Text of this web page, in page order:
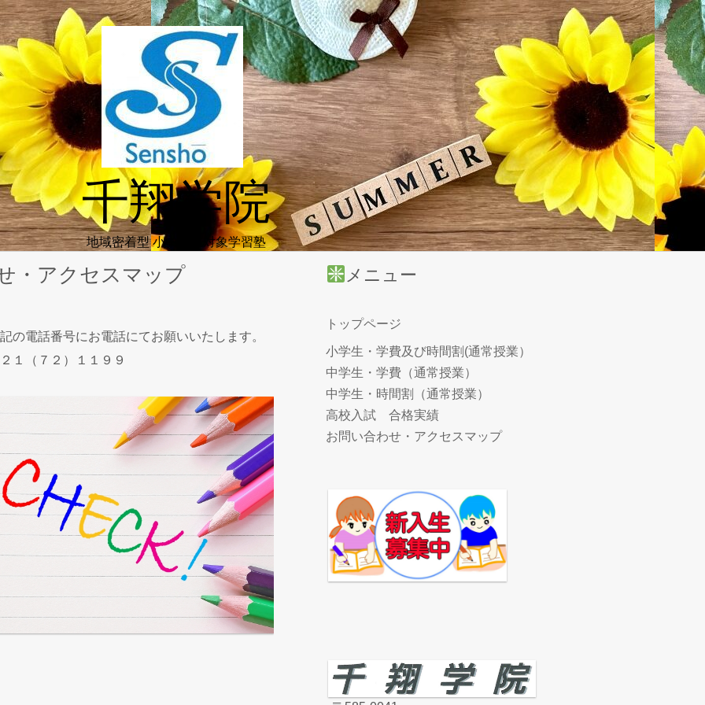
千翔学院
地域密着型 小中学生対象学習塾
・アクセスマップ
の電話番号にお電話にてお願いいたします。
（７２）１１９９
メニュー
トップページ
小学生・学費及び時間割(通常授業）
中学生・学費（通常授業）
中学生・時間割（通常授業）
高校入試 合格実績
お問い合わせ・アクセスマップ